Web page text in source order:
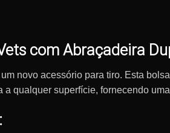
com Abraçadeira
novo acessório para tiro. Esta
a qualquer superfície, fornecendo